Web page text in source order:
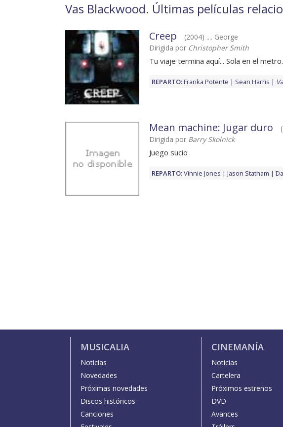
Vas Blackwood. Últimas películas
Creep
(2004) .... George
Dirigida por Christopher Smith
Tu viaje termina aquí... Sola en el
REPARTO: Franka Potente Sean Harris
Mean machine: Jugar duro
Dirigida por Barry Skolnick
Juego sucio
REPARTO: Vinnie Jones Jason Statham
MUSICALIA
Noticias
Novedades
Próximas novedades
Discos históricos
Canciones
CINEMANÍA
Noticias
Cartelera
Próximos estrenos
DVD
Avances